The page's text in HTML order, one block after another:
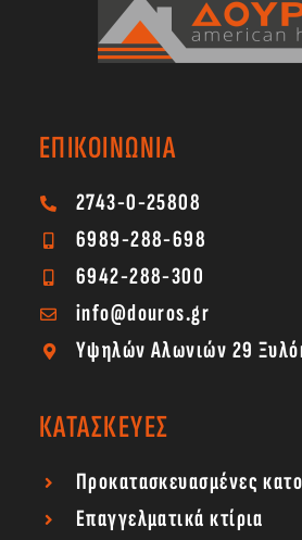
ΕΠΙΚΟΙΝΩΝΙΑ
2743-0-25808
6989-288-698
6942-288-300
info@douros.gr
Υψηλών Αλωνιών 29
ΚΑΤΑΣΚΕΥΕΣ
Προκατασκευασμένες
Επαγγελματικά κτίρια